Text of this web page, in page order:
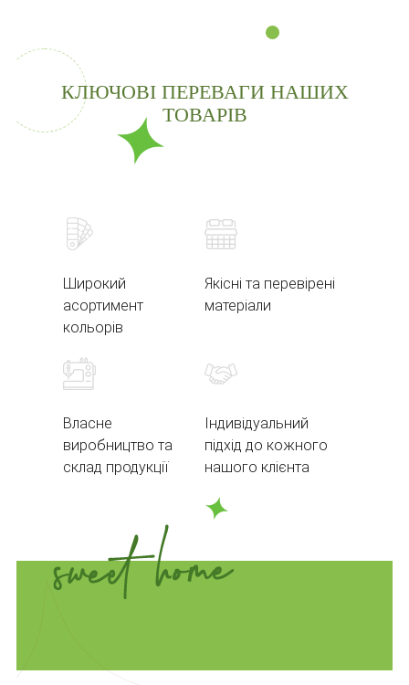
КЛЮЧОВІ ПЕРЕВАГИ НАШИХ
ТОВАРІВ
Широкий
асортимент
кольорів
Якісні та перевірені
матеріали
Власне
виробництво та
склад продукції
Індивідуальний
підхід до кожного
нашого клієнта